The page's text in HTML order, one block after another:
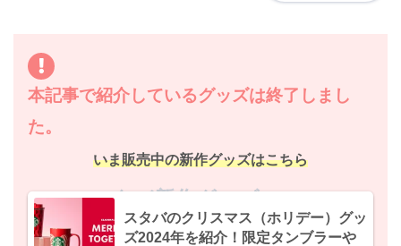
本記事で紹介しているグッズは終了しまし
た。
いま販売中の新作グッズはこちら
スタバ新作グッズ2024
スタバのクリスマス（ホリデー）グッ
ズ2024年を紹介！限定タンブラーや